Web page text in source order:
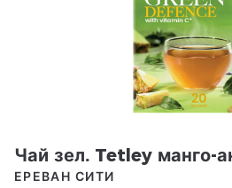
Чай зел. Tetley манго-
ЕРЕВАН СИТИ